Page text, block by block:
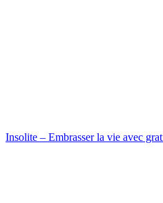
Insolite – Embrasser la vie avec